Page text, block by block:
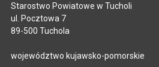
Starostwo Powiatowe w Tucholi
ul. Pocztowa 7
89-500 Tuchola
województwo kujawsko-pomorskie